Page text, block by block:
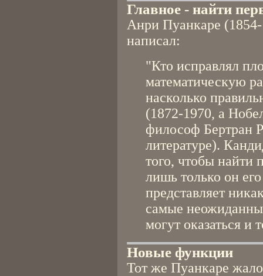
Главное - найти
Анри Пуанкаре
написал:
"Кто исправлял
математическую
насколько
(1872-1970, а
философ Бертран
литературе).
того, чтобы найти
лишь только он
представляет
самые
могут оказаться и
Новые функции
Тот же Пуанкаре